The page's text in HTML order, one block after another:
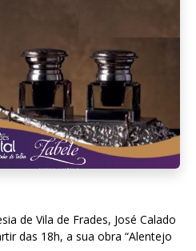
de Vila de Frades, José Calado
das 18h, a sua obra “Alentejo